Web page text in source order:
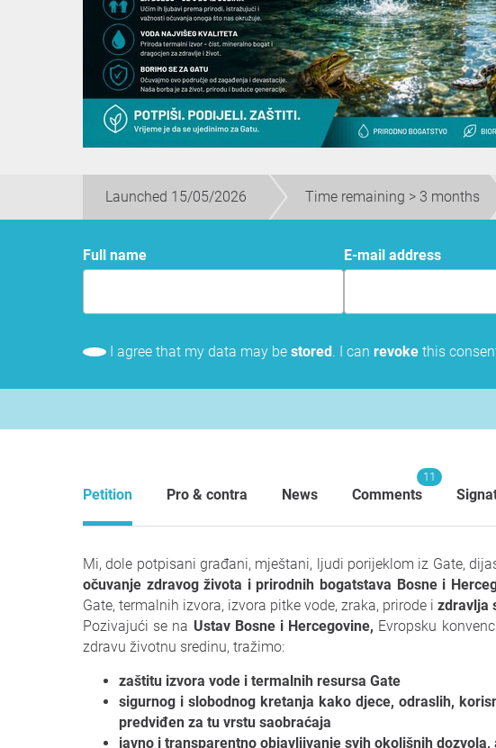
Launched 15/05/2026 Time remaining > 3 months
Full name E-mail address
I agree that my data may be stored. I can revoke this
Petition Pro & contra News Comments
11
Mi, dole potpisani građani, mještani, ljudi porijeklom iz Gate,
očuvanje zdravog života i prirodnih bogatstava Bosne i
Gate, termalnih izvora, izvora pitke vode, zraka, prirode i zdravlja
Pozivajući se na Ustav Bosne i Hercegovine, Evropsku
zdravu životnu sredinu, tražimo:
zaštitu izvora vode i termalnih resursa Gate
sigurnog i slobodnog kretanja kako djece, odraslih,
predviđen za tu vrstu saobraćaja
javno i transparentno objavljivanje svih okolišnih